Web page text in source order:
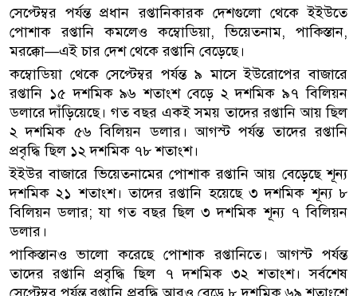
সেপ্টেম্বর পর্যন্ত প্রধান রপ্তানিকারক দেশগুলো থেকে ইইউতে
পোশাক রপ্তানি কমলেও কম্বোডিয়া, ভিয়েতনাম, পাকিস্তান,
মরক্কো—এই চার দেশ থেকে রপ্তানি বেড়েছে।
কম্বোডিয়া থেকে সেপ্টেম্বর পর্যন্ত ৯ মাসে ইউরোপের বাজারে
রপ্তানি ১৫ দশমিক ৯৬ শতাংশ বেড়ে ২ দশমিক ৯৭ বিলিয়ন
ডলারে দাঁড়িয়েছে। গত বছর একই সময় তাদের রপ্তানি আয় ছিল
২ দশমিক ৫৬ বিলিয়ন ডলার। আগস্ট পর্যন্ত তাদের রপ্তানি
প্রবৃদ্ধি ছিল ১২ দশমিক ৭৮ শতাংশ।
ইইউর বাজারে ভিয়েতনামের পোশাক রপ্তানি আয় বেড়েছে শূন্য
দশমিক ২১ শতাংশ। তাদের রপ্তানি হয়েছে ৩ দশমিক শূন্য ৮
বিলিয়ন ডলার; যা গত বছর ছিল ৩ দশমিক শূন্য ৭ বিলিয়ন
ডলার।
পাকিস্তানও ভালো করেছে পোশাক রপ্তানিতে। আগস্ট পর্যন্ত
তাদের রপ্তানি প্রবৃদ্ধি ছিল ৭ দশমিক ৩২ শতাংশ। সর্বশেষ